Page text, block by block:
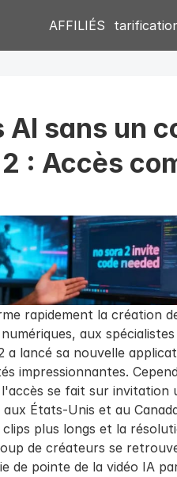
AFFILIÉS
AI sans un
: Accès
rapidement la création
aux
a lancé sa nouvelle
impressionnantes.
se fait sur invitation
États-Unis et au
plus longs et la
de créateurs se
de pointe de la vidéo IA